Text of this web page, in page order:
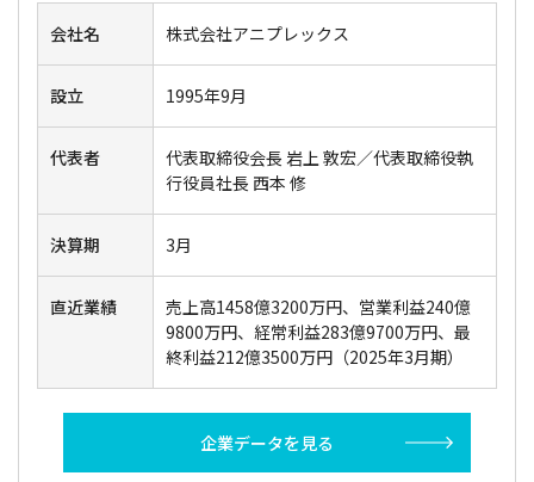
会社名 株式会社アニプレックス
設立 1995年9月
代表者
代表取締役会長 岩上 敦宏／代表取締役執
行役員社長 西本 修
決算期 3月
直近業績
売上高1458億3200万円、営業利益240億
9800万円、経常利益283億9700万円、最
終利益212億3500万円（2025年3月期）
企業データを見る